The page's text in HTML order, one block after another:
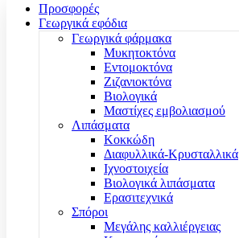
Προσφορές
Γεωργικά εφόδια
Γεωργικά φάρμακα
Μυκητοκτόνα
Εντομοκτόνα
Ζιζανιοκτόνα
Βιολογικά
Μαστίχες εμβολιασμού
Λιπάσματα
Κοκκώδη
Διαφυλλικά-Κρυσταλλικά
Ιχνοστοιχεία
Βιολογικά λιπάσματα
Ερασιτεχνικά
Σπόροι
Μεγάλης καλλιέργειας